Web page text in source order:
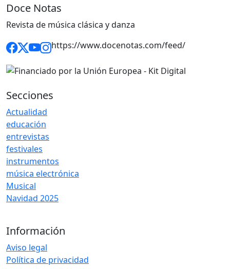
Doce Notas
Revista de música clásica y danza
https://www.docenotas.com/feed/
Secciones
Actualidad
educación
entrevistas
festivales
instrumentos
música electrónica
Musical
Navidad 2025
Información
Aviso legal
Política de privacidad